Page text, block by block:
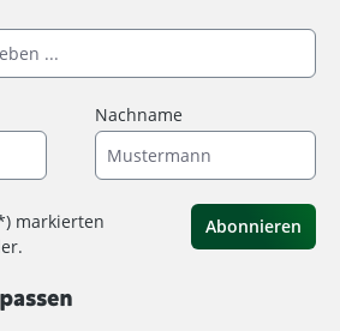
Nachname
markierten
Abonnieren